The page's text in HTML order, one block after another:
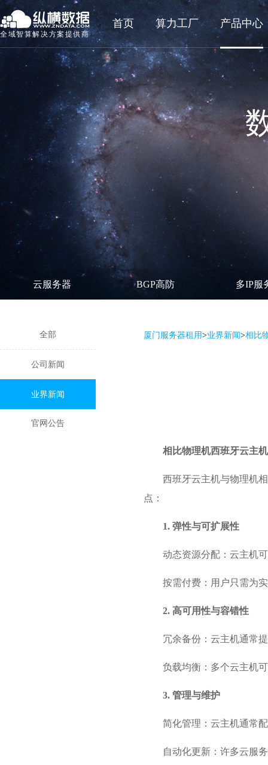
全域智算解决方案提供商
首页 算力工厂 产品中心
云服务器 BGP高防 多IP服
全部
公司新闻
业界新闻
官网公告
厦门服务器租用>业界新闻>相比
相比物理机西班牙云主机
西班牙云主机与物理机
点：
1. 弹性与可扩展性
动态资源分配： 云主机
按需付费：用户只需为
2. 高可用性与容错性
冗余备份：云主机通常
负载均衡：多个云主机
3. 管理与维护
简化管理：云主机通常
自动化更新：许多云服